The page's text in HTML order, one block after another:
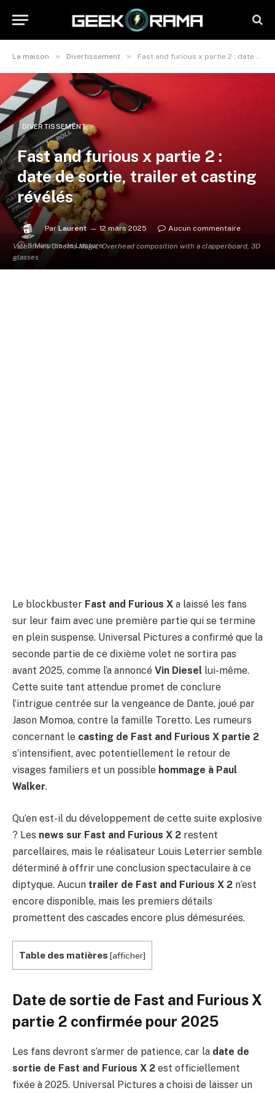
La maison » Divertissement » Fast and furious x partie 2 : date de sortie, trailer et casting révélés
Valentine's Cinema Magic: Overhead composition with a clapperboard, 3D
glasses
DIVERTISSEMENT
Fast and furious x partie 2 :
date de sortie, trailer et casting
révélés
Par Laurent 12 mars 2025
Aucun commentaire
5 Minutes de Lecture
Le blockbuster Fast and Furious X a laissé les fans
sur leur faim avec une première partie qui se termine
en plein suspense. Universal Pictures a confirmé que la
seconde partie de ce dixième volet ne sortira pas
avant 2025, comme l’a annoncé Vin Diesel lui-même.
Cette suite tant attendue promet de conclure
l’intrigue centrée sur la vengeance de Dante, joué par
Jason Momoa, contre la famille Toretto. Les rumeurs
concernant le casting de Fast and Furious X partie 2
s’intensifient, avec potentiellement le retour de
visages familiers et un possible hommage à Paul
Walker.
Qu’en est-il du développement de cette suite explosive
? Les news sur Fast and Furious X 2 restent
parcellaires, mais le réalisateur Louis Leterrier semble
déterminé à offrir une conclusion spectaculaire à ce
diptyque. Aucun trailer de Fast and Furious X 2 n’est
encore disponible, mais les premiers détails
promettent des cascades encore plus démesurées.
Table des matières [afficher]
Date de sortie de Fast and Furious X
partie 2 confirmée pour 2025
Les fans devront s’armer de patience, car la date de
sortie de Fast and Furious X 2 est officiellement
fixée à 2025. Universal Pictures a choisi de laisser un